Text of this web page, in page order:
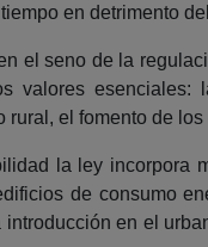
en detrimento
el seno de la
valores
el fomento de
la ley incorpora
de consumo
en el